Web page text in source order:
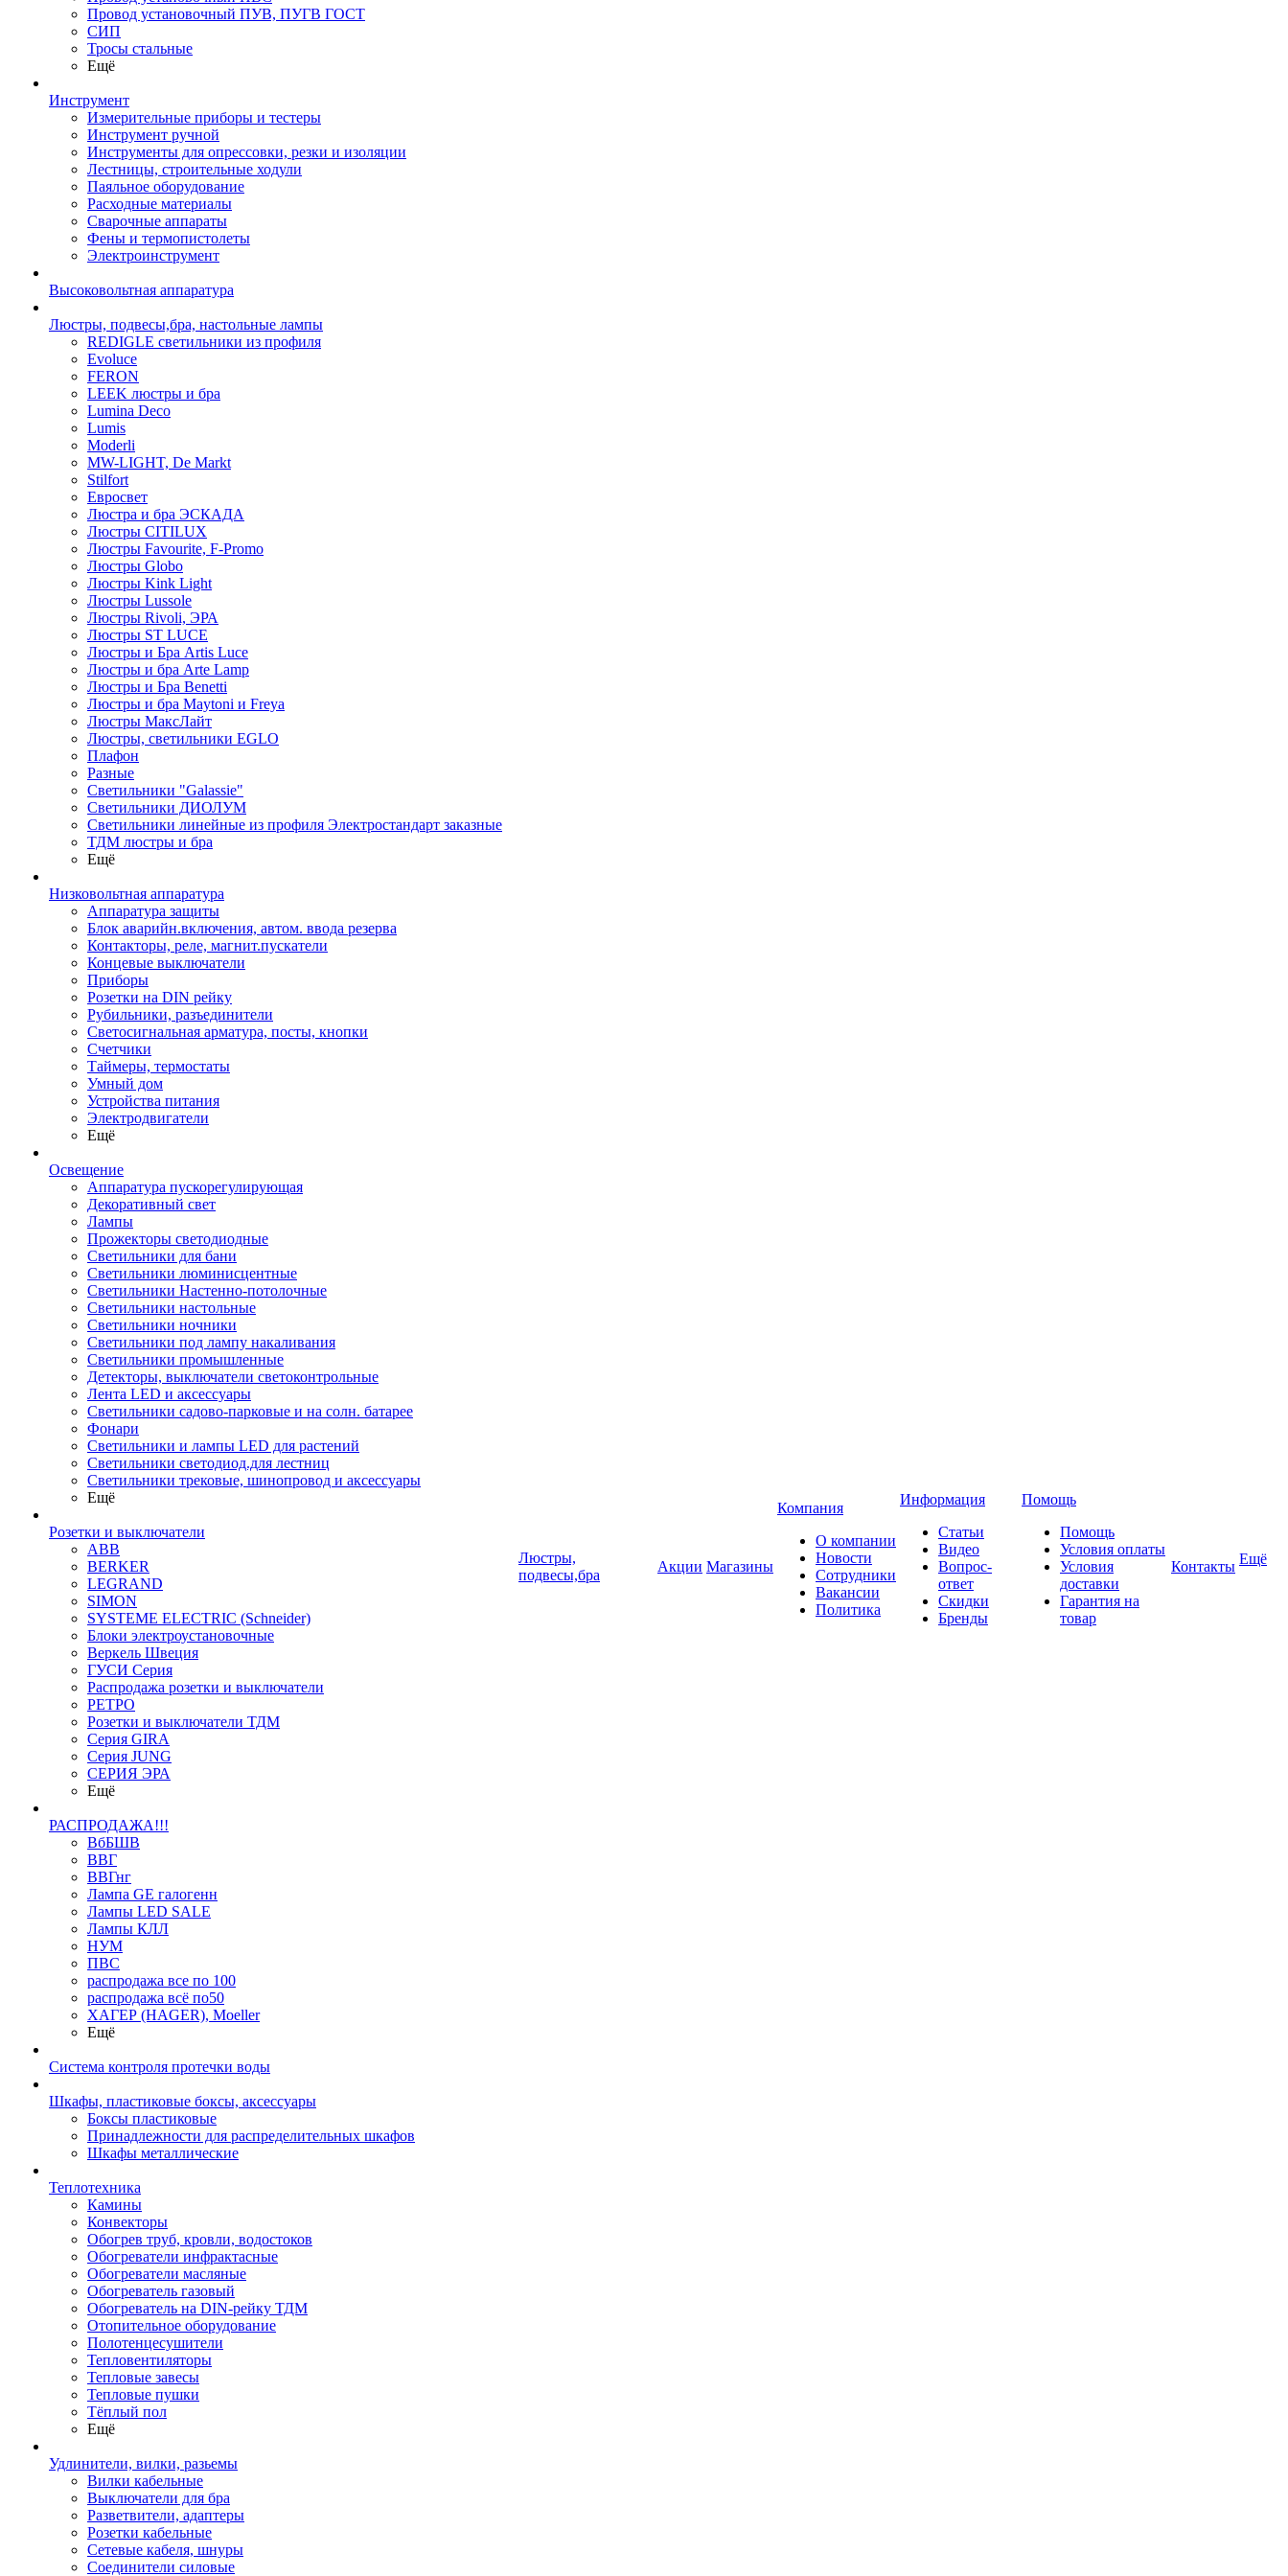
Провод установочный ПУВ, ПУГВ ГОСТ
СИП
Тросы стальные
Ещё
Инструмент
Измерительные приборы и тестеры
Инструмент ручной
Инструменты для опрессовки, резки и изоляции
Лестницы, строительные ходули
Паяльное оборудование
Расходные материалы
Сварочные аппараты
Фены и термопистолеты
Электроинструмент
Высоковольтная аппаратура
Люстры, подвесы,бра, настольные лампы
REDIGLE светильники из профиля
Evoluce
FERON
LEEK люстры и бра
Lumina Deco
Lumis
Moderli
MW-LIGHT, De Markt
Stilfort
Евросвет
Люстра и бра ЭСКАДА
Люстры CITILUX
Люстры Favourite, F-Promo
Люстры Globo
Люстры Kink Light
Люстры Lussole
Люстры Rivoli, ЭРА
Люстры ST LUCE
Люстры и Бра Artis Luce
Люстры и бра Arte Lamp
Люстры и Бра Benetti
Люстры и бра Maytoni и Freya
Люстры МаксЛайт
Люстры, светильники EGLO
Плафон
Разные
Светильники "Galassie"
Светильники ДИОЛУМ
Светильники линейные из профиля Электростандарт заказные
ТДМ люстры и бра
Ещё
Низковольтная аппаратура
Аппаратура защиты
Блок аварийн.включения, автом. ввода резерва
Контакторы, реле, магнит.пускатели
Концевые выключатели
Приборы
Розетки на DIN рейку
Рубильники, разъединители
Светосигнальная арматура, посты, кнопки
Счетчики
Таймеры, термостаты
Умный дом
Устройства питания
Электродвигатели
Ещё
Освещение
Аппаратура пускорегулирующая
Декоративный свет
Лампы
Прожекторы светодиодные
Светильники для бани
Светильники люминисцентные
Светильники Настенно-потолочные
Светильники настольные
Светильники ночники
Светильники под лампу накаливания
Светильники промышленные
Детекторы, выключатели светоконтрольные
Лента LED и аксессуары
Светильники садово-парковые и на солн. батарее
Фонари
Светильники и лампы LED для растений
Светильники светодиод.для лестниц
Светильники трековые, шинопровод и аксессуары
Ещё
Розетки и выключатели
ABB
BERKER
LEGRAND
SIMON
SYSTEME ELECTRIC (Schneider)
Блоки электроустановочные
Веркель Швеция
ГУСИ Серия
Распродажа розетки и выключатели
РЕТРО
Розетки и выключатели ТДМ
Серия GIRA
Серия JUNG
СЕРИЯ ЭРА
Ещё
РАСПРОДАЖА!!!
ВбБШВ
ВВГ
ВВГнг
Лампа GE галогенн
Лампы LED SALE
Лампы КЛЛ
НУМ
ПВС
распродажа все по 100
распродажа всё по50
ХАГЕР (HAGER), Moeller
Ещё
Система контроля протечки воды
Шкафы, пластиковые боксы, аксессуары
Боксы пластиковые
Принадлежности для распределительных шкафов
Шкафы металлические
Теплотехника
Камины
Конвекторы
Обогрев труб, кровли, водостоков
Обогреватели инфрактасные
Обогреватели масляные
Обогреватель газовый
Обогреватель на DIN-рейку ТДМ
Отопительное оборудование
Полотенцесушители
Тепловентиляторы
Тепловые завесы
Тепловые пушки
Тёплый пол
Ещё
Удлинители, вилки, разьемы
Вилки кабельные
Выключатели для бра
Разветвители, адаптеры
Розетки кабельные
Сетевые кабеля, шнуры
Соединители силовые
Люстры,
подвесы,бра
Акции Магазины
Компания
О компании
Новости
Сотрудники
Вакансии
Политика
Информация
Статьи
Видео
Вопрос-
ответ
Скидки
Бренды
Помощь
Помощь
Условия оплаты
Условия
доставки
Гарантия на
товар
Контакты Ещё